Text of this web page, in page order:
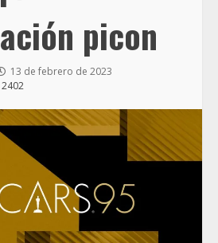
picon
13 de febrero de 2023
2402